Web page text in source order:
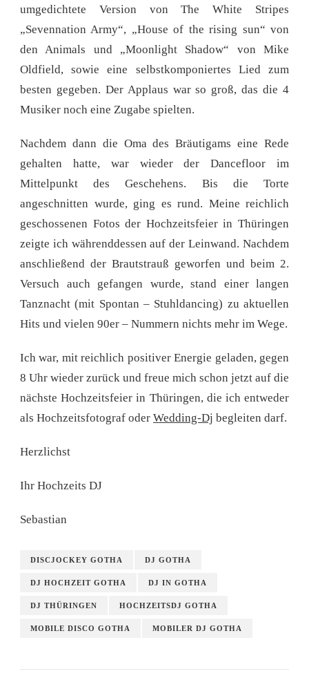
umgedichtete Version von The White Stripes
„Sevennation Army“, „House of the rising sun“ von
den Animals und „Moonlight Shadow“ von Mike
Oldfield, sowie eine selbstkomponiertes Lied zum
besten gegeben. Der Applaus war so groß, das die 4
Musiker noch eine Zugabe spielten.
Nachdem dann die Oma des Bräutigams eine Rede
gehalten hatte, war wieder der Dancefloor im
Mittelpunkt des Geschehens. Bis die Torte
angeschnitten wurde, ging es rund. Meine reichlich
geschossenen Fotos der Hochzeitsfeier in Thüringen
zeigte ich währenddessen auf der Leinwand. Nachdem
anschließend der Brautstrauß geworfen und beim 2.
Versuch auch gefangen wurde, stand einer langen
Tanznacht (mit Spontan – Stuhldancing) zu aktuellen
Hits und vielen 90er – Nummern nichts mehr im Wege.
Ich war, mit reichlich positiver Energie geladen, gegen
8 Uhr wieder zurück und freue mich schon jetzt auf die
nächste Hochzeitsfeier in Thüringen, die ich entweder
als Hochzeitsfotograf oder Wedding-Dj begleiten darf.
Herzlichst
Ihr Hochzeits DJ
Sebastian
DISCJOCKEY GOTHA DJ GOTHA
DJ HOCHZEIT GOTHA DJ IN GOTHA
DJ THÜRINGEN HOCHZEITSDJ GOTHA
MOBILE DISCO GOTHA MOBILER DJ GOTHA